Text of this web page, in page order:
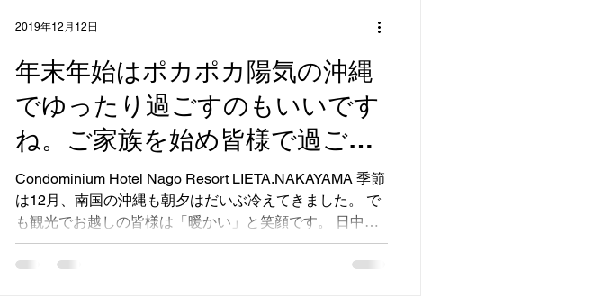
年末年始はポカポカ陽気の沖縄
でゆったり過ごすのもいいです
ね。ご家族を始め皆様で過ごせ
る広いお部屋です。フロントは
英語を始め多言語でも対応して
おります。LIETA.NAKAYAMA里
耶塔中山旅館
Condominium Hotel Nago Resort LIETA.NAKAYAMA 季節
は12月、南国の沖縄も朝夕はだいぶ冷えてきました。 で
も観光でお越しの皆様は「暖かい」と笑顔です。 日中は
陽気が良いとポカポカ気持ちがよいです。...
2019年12月12日